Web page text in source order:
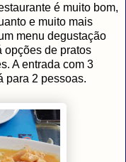
é muito bom,
e muito mais
menu degustação
opções de pratos
A entrada com 3
para 2 pessoas.